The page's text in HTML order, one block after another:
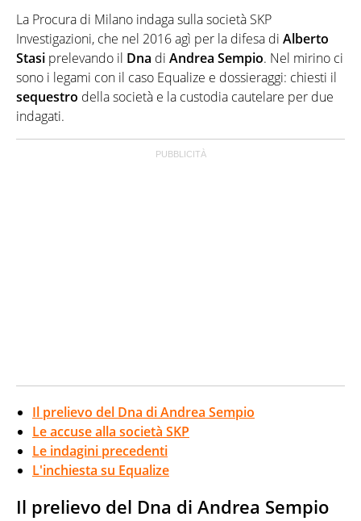
comunicazione alla Sapienza, si è affermato come
autore e conduttore di TG e programmi giornalistici.
Collabora con diverse redazioni online, emittenti
televisive e radiofoniche.
La Procura di Milano indaga sulla società SKP
Investigazioni, che nel 2016 agì per la difesa di Alberto
Stasi prelevando il Dna di Andrea Sempio. Nel mirino ci
sono i legami con il caso Equalize e dossieraggi: chiesti il
sequestro della società e la custodia cautelare per due
indagati.
Il prelievo del Dna di Andrea Sempio
Le accuse alla società SKP
Le indagini precedenti
L'inchiesta su Equalize
Il prelievo del Dna di Andrea Sempio